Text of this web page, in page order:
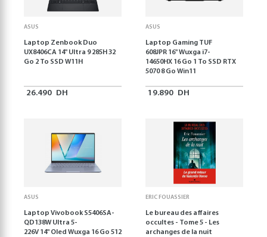
ASUS
Laptop Zenbook Duo
UX8406CA 14'' Ultra 9 285H 32
Go 2 To SSD W11H
26.490 DH
ASUS
Laptop Gaming TUF
608JPR 16'' Wuxga i7-
14650HX 16 Go 1 To SSD RTX
5070 8 Go Win11
19.890 DH
ASUS
Laptop Vivobook S5406SA-
QD138W Ultra 5-
226V 14" Oled Wuxga 16 Go 512
ERIC FOUASSIER
Le bureau des affaires
occultes - Tome 5 - Les
archanges de la nuit